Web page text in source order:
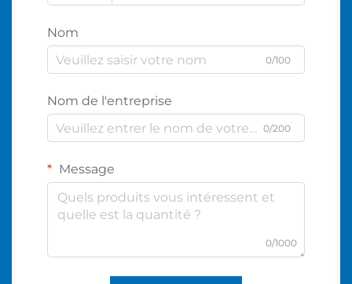
Nom
0/100
Nom de l'entreprise
0/200
Message
0/1000